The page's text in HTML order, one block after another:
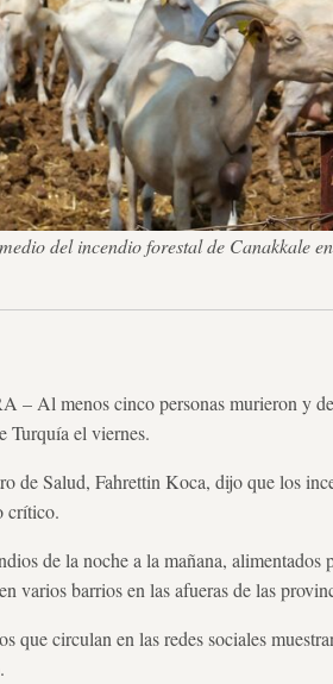
del incendio forestal de
– Al menos cinco personas murieron y
Turquía el viernes.
de Salud, Fahrettin Koca, dijo que los
crítico.
de la noche a la mañana, alimentados
varios barrios en las afueras de las
que circulan en las redes sociales